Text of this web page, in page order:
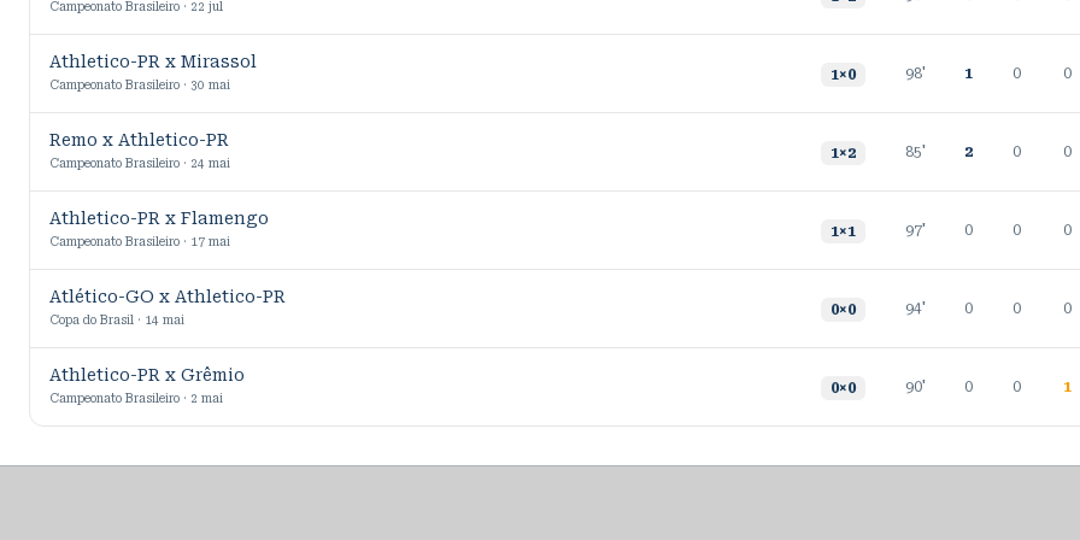
Campeonato Brasileiro · 22 jul
Athletico-PR x Mirassol
Campeonato Brasileiro · 30 mai
1×0 98' 1 0 0
Remo x Athletico-PR
Campeonato Brasileiro · 24 mai
1×2 85' 2 0 0
Athletico-PR x Flamengo
Campeonato Brasileiro · 17 mai
1×1 97' 0 0 0
Atlético-GO x Athletico-PR
Copa do Brasil · 14 mai
0×0 94' 0 0 0
Athletico-PR x Grêmio
Campeonato Brasileiro · 2 mai
0×0 90' 0 0 1